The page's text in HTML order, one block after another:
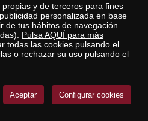
fueron muy flexibles con
a nuestra disposición las
necesitar, incluso para probar
llegar su aparato crítico,
además, han venido a
y de terceros para fines
personalizada en base
de tus hábitos de navegación
Pulsa AQUÍ para más
todas las cookies pulsando el
o rechazar su uso pulsando el
Aceptar Configurar cookies